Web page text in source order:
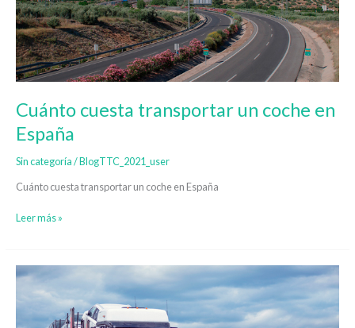
Cuánto cuesta transportar un coche en
España
Sin categoría/BlogTTC_2021_user
Cuánto cuesta transportar un coche en España
en
España
Leer más »
Transporte
coches